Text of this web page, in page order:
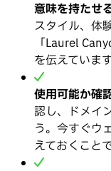
意味を持たせ
スタイル、体
「Laurel
を伝えています
使用可能か確
認し、ドメイ
う。今すぐウ
えておくこと